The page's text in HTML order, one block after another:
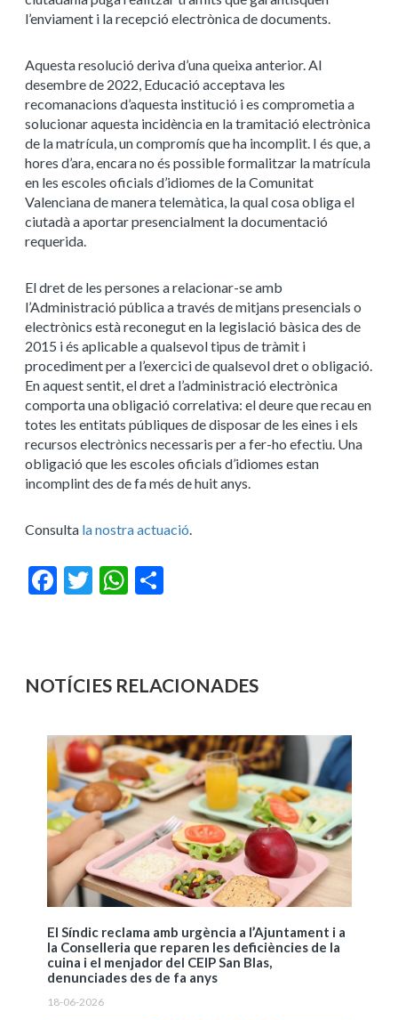
l’enviament i la recepció electrònica de documents.
Aquesta resolució deriva d’una queixa anterior. Al
desembre de 2022, Educació acceptava les
recomanacions d’aquesta institució i es comprometia a
solucionar aquesta incidència en la tramitació electrònica
de la matrícula, un compromís que ha incomplit. I és que, a
hores d’ara, encara no és possible formalitzar la matrícula
en les escoles oficials d’idiomes de la Comunitat
Valenciana de manera telemàtica, la qual cosa obliga el
ciutadà a aportar presencialment la documentació
requerida.
El dret de les persones a relacionar-se amb
l’Administració pública a través de mitjans presencials o
electrònics està reconegut en la legislació bàsica des de
2015 i és aplicable a qualsevol tipus de tràmit i
procediment per a l’exercici de qualsevol dret o obligació.
En aquest sentit, el dret a l’administració electrònica
comporta una obligació correlativa: el deure que recau en
totes les entitats públiques de disposar de les eines i els
recursos electrònics necessaris per a fer-ho efectiu. Una
obligació que les escoles oficials d’idiomes estan
incomplint des de fa més de huit anys.
Consulta la nostra actuació.
Facebook
Twitter WhatsApp
NOTÍCIES RELACIONADES
El Síndic reclama amb urgència a l’Ajuntament i a
la Conselleria que reparen les deficiències de la
cuina i el menjador del CEIP San Blas,
denunciades des de fa anys
18-06-2026